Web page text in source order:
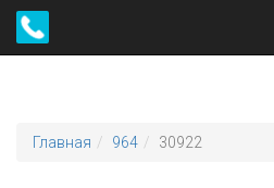
Главная 964 30922